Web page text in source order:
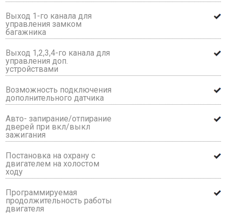
Выход 1-го канала для
управления замком
багажника
Выход 1,2,3,4-го канала для
управления доп.
устройствами
Возможность подключения
дополнительного датчика
Авто- запирание/отпирание
дверей при вкл/выкл
зажигания
Постановка на охрану с
двигателем на холостом
ходу
Программируемая
продолжительность работы
двигателя